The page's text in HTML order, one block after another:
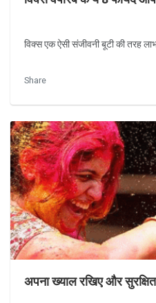
विक्स एक ऐसी संजीवनी बूटी की तरह
Share
अपना ख्याल रखिए और